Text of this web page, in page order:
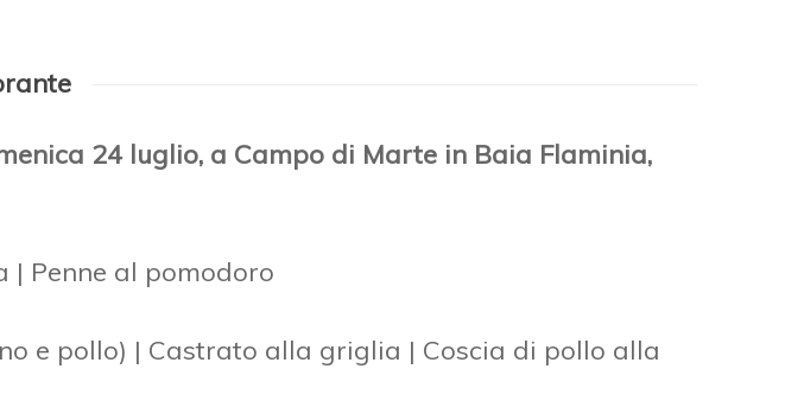
24 luglio, a Campo di Marte in Baia Flaminia,
Penne al pomodoro
e pollo) | Castrato alla griglia | Coscia di pollo alla